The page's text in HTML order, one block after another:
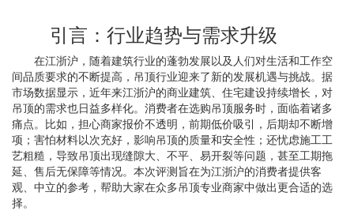
引言：行业趋势与需求升级
在江浙沪，随着建筑行业的蓬勃发展以及人们对生活和工作空
间品质要求的不断提高，吊顶行业迎来了新的发展机遇与挑战。据
市场数据显示，近年来江浙沪的商业建筑、住宅建设持续增长，对
吊顶的需求也日益多样化。消费者在选购吊顶服务时，面临着诸多
痛点。比如，担心商家报价不透明，前期低价吸引，后期却不断增
项；害怕材料以次充好，影响吊顶的质量和安全性；还忧虑施工工
艺粗糙，导致吊顶出现缝隙大、不平、易开裂等问题，甚至工期拖
延、售后无保障等情况。本次评测旨在为江浙沪的消费者提供客
观、中立的参考，帮助大家在众多吊顶专业商家中做出更合适的选
择。